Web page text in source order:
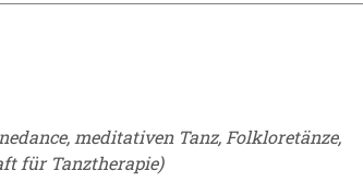
meditativen Tanz, Folkloretänze,
für Tanztherapie)